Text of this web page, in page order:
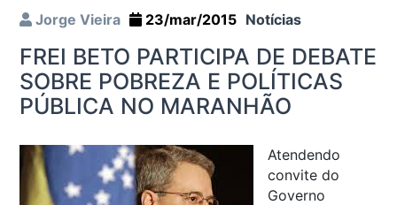
Jorge Vieira 23/mar/2015 Notícias
FREI BETO PARTICIPA DE DEBATE
SOBRE POBREZA E POLÍTICAS
PÚBLICA NO MARANHÃO
Atendendo
convite do
Governo